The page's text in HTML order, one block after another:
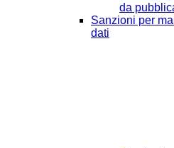
da
Sanzioni per
dati